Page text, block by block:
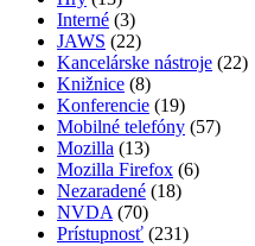
Interné (3)
JAWS (22)
Kancelárske nástroje (22)
Knižnice (8)
Konferencie (19)
Mobilné telefóny (57)
Mozilla (13)
Mozilla Firefox (6)
Nezaradené (18)
NVDA(70)
Prístupnosť (231)